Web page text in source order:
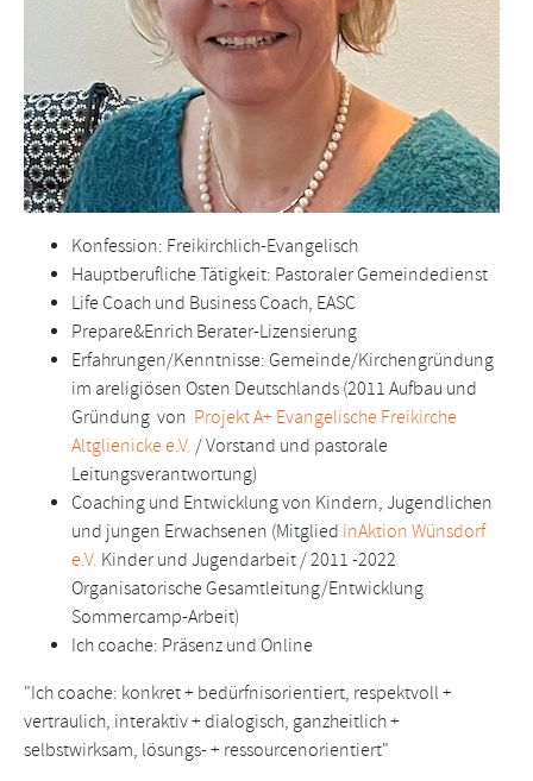
Konfession: Freikirchlich-Evangelisch
Hauptberufliche Tätigkeit: Pastoraler Gemeindedienst
Life Coach und Business Coach, EASC
Prepare&Enrich Berater-Lizensierung
Erfahrungen/Kenntnisse: Gemeinde/Kirchengründung
im areligiösen Osten Deutschlands (2011 Aufbau und
Gründung von Projekt A+ Evangelische Freikirche
Altglienicke e.V. / Vorstand und pastorale
Leitungsverantwortung)
Coaching und Entwicklung von Kindern, Jugendlichen
und jungen Erwachsenen (Mitglied inAktion Wünsdorf
e.V. Kinder und Jugendarbeit / 2011 -2022
Organisatorische Gesamtleitung/Entwicklung
Sommercamp-Arbeit)
Ich coache: Präsenz und Online
"Ich coache: konkret + bedürfnisorientiert, respektvoll +
vertraulich, interaktiv + dialogisch, ganzheitlich +
selbstwirksam, lösungs- + ressourcenorientiert"